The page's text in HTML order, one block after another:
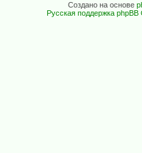
Создано на основе
Русская поддержка phpBB